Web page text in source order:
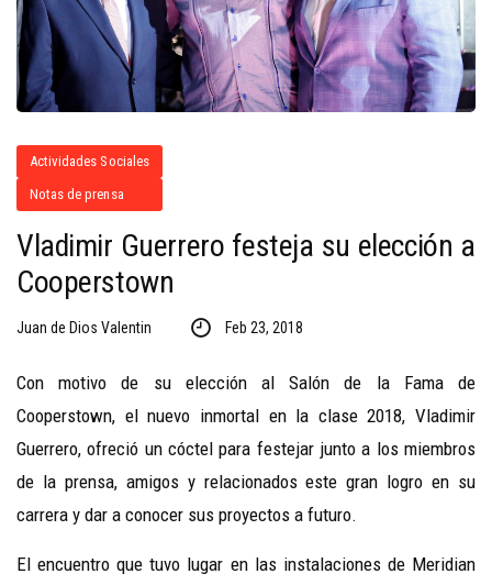
Actividades Sociales
Notas de prensa
Vladimir Guerrero festeja su elección a
Cooperstown
Juan de Dios Valentin Feb 23, 2018
Con motivo de su elección al Salón de la Fama de
Cooperstown, el nuevo inmortal en la clase 2018, Vladimir
Guerrero, ofreció un cóctel para festejar junto a los miembros
de la prensa, amigos y relacionados este gran logro en su
carrera y dar a conocer sus proyectos a futuro.
El encuentro que tuvo lugar en las instalaciones de Meridian